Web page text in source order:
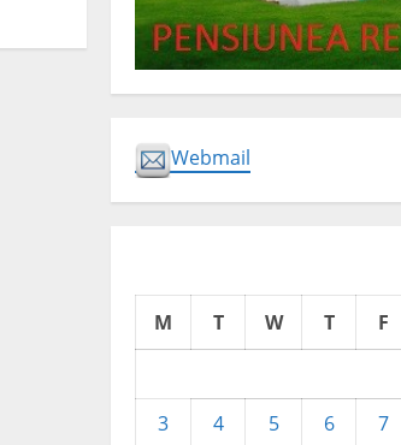
Webmail
M T W T F
3
4 5 6 7